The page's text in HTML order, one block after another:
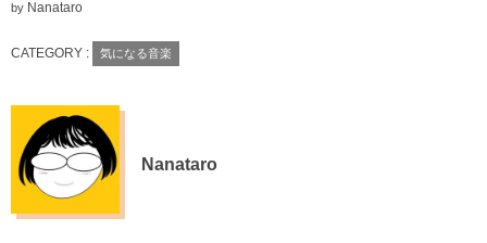
by Nanataro
CATEGORY : 気になる音楽
Nanataro